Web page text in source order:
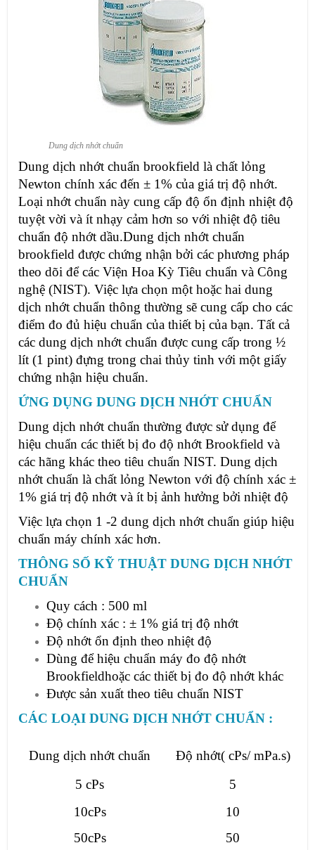
Dung dịch nhớt chuẩn
Dung dịch nhớt chuẩn brookfield là chất lỏng
Newton chính xác đến ± 1% của giá trị độ nhớt.
Loại nhớt chuẩn này cung cấp độ ổn định nhiệt độ
tuyệt vời và ít nhạy cảm hơn so với nhiệt độ tiêu
chuẩn độ nhớt dầu.Dung dịch nhớt chuẩn
brookfield được chứng nhận bởi các phương pháp
theo dõi để các Viện Hoa Kỳ Tiêu chuẩn và Công
nghệ (NIST). Việc lựa chọn một hoặc hai dung
dịch nhớt chuẩn thông thường sẽ cung cấp cho các
điểm đo đủ hiệu chuẩn của thiết bị của bạn. Tất cả
các dung dịch nhớt chuẩn được cung cấp trong ½
lít (1 pint) đựng trong chai thủy tinh với một giấy
chứng nhận hiệu chuẩn.
ỨNG DỤNG DUNG DỊCH NHỚT CHUẨN
Dung dịch nhớt chuẩn thường được sử dụng để
hiệu chuẩn các thiết bị đo độ nhớt Brookfield và
các hãng khác theo tiêu chuẩn NIST. Dung dịch
nhớt chuẩn là chất lỏng Newton với độ chính xác ±
1% giá trị độ nhớt và ít bị ảnh hưởng bởi nhiệt độ
Việc lựa chọn 1 -2 dung dịch nhớt chuẩn giúp hiệu
chuẩn máy chính xác hơn.
THÔNG SỐ KỸ THUẬT DUNG DỊCH NHỚT
CHUẨN
Quy cách : 500 ml
Độ chính xác : ± 1% giá trị độ nhớt
Độ nhớt ổn định theo nhiệt độ
Dùng để hiệu chuẩn máy đo độ nhớt
Brookfieldhoặc các thiết bị đo độ nhớt khác
Được sản xuất theo tiêu chuẩn NIST
CÁC LOẠI DUNG DỊCH NHỚT CHUẨN :
Dung dịch nhớt chuẩn
Độ nhớt( cPs/ mPa.s)
5 cPs
5
10cPs
10
50cPs
50